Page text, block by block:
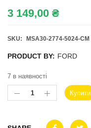
3 149,00 ₴
SKU: MSA30-2774-5024-CM
PRODUCT BY: FORD
7 в наявності
Купити